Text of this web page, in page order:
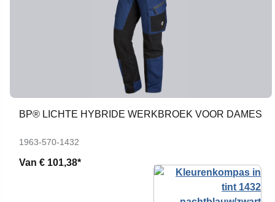
BP® LICHTE HYBRIDE WERKBROEK VOOR DAMES
1963-570-1432
Van € 101,38*